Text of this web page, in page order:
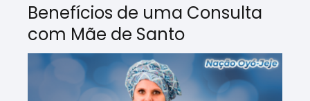
Benefícios de uma Consulta
com Mãe de Santo